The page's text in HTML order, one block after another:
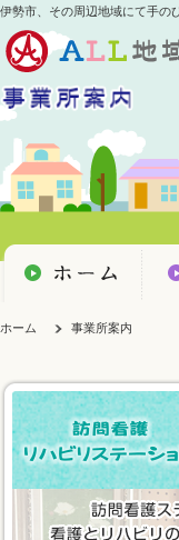
伊勢市、その周辺地域にて手の
ホーム 事業所案内